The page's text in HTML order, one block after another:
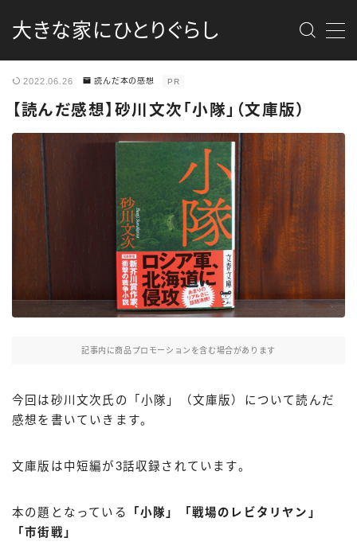
大きな家にひとりぐらし
MENU
最新記事
商品レビュー
DIY
2022.06.26 読んだ本の感想 PR
【読んだ感想】砂川文次「小隊」（文庫版）
記事内に商品プロモーションを含む場合があります
今回は砂川文次氏の「小隊」（文庫版）について読んだ
感想を書いていきます。
文庫版は中短編が3話収録されています。
本の題となっている
「小隊」「戦場のレビタリヤン」
「市街戦」